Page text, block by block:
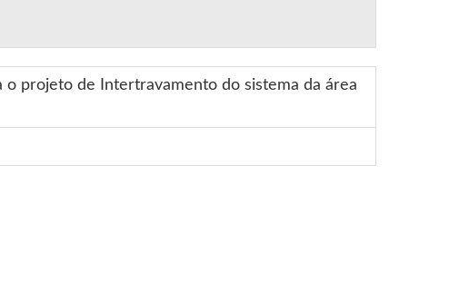
o projeto de Intertravamento do sistema da área